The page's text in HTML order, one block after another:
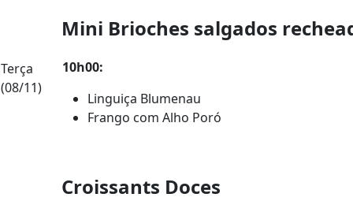
Terça
(08/11)
Mini Brioches salgados
10h00:
Linguiça Blumenau
Frango com Alho Poró
Croissants Doces